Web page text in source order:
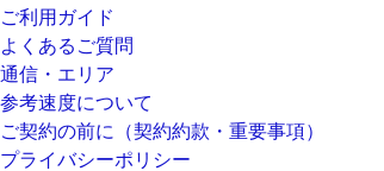
ご利用ガイド
よくあるご質問
通信・エリア
参考速度について
ご契約の前に（契約約款・重要事項）
プライバシーポリシー